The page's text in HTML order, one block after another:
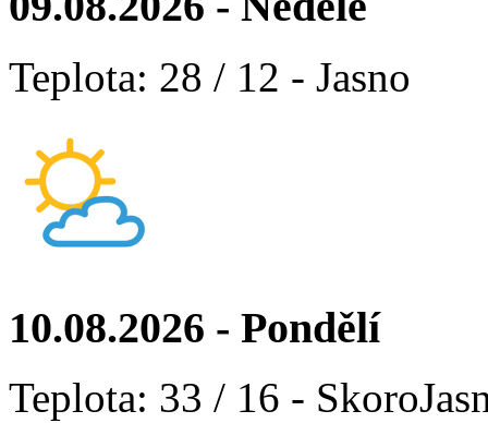
Teplota: 28 / 12 - Jasno
10.08.2026 - Pondělí
Teplota: 33 / 16 -